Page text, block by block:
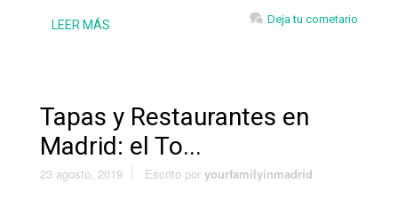
LEER MÁS Deja tu cometario
Tapas y Restaurantes en
Madrid: el To...
23 agosto, 2019 Escrito por yourfamilyinmadrid